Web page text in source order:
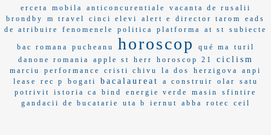
erceta mobila anticoncurentiale
vacanta de rusalii
brondby
m travel cinci elevi alert e director tarom
eads
de atribuire
fenomenele politica platforma at st subiecte
bac romana pucheanu horoscop qué ma
turil
danone romania
apple st herr horoscop 21 ciclism
marciu performance cristi chivu la dos herzigova
anpi
lease
rec p bogati bacalaureat a construir olar
satu
potrivit
istoria ca bind energie verde masin
sfintire
gandacii de bucatarie
uta b iernut abba rotec ceil